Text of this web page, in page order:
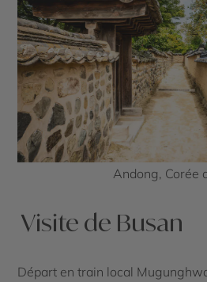
Andong, Corée
Visite de Busan
Départ en train local